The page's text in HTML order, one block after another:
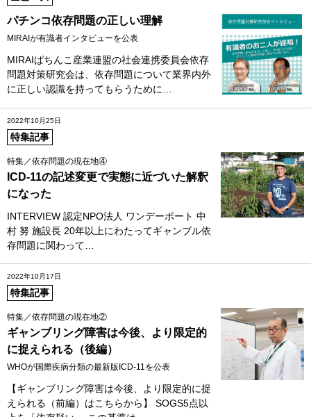
パチンコ依存問題の正しい理解
MIRAIが有識者インタビューを公表
MIRAIぱちんこ産業連盟の社会連携委員会依存
問題対策研究会は、依存問題について業界内外
に正しい認識を持ってもらうために…
2022年10月25日
特集記事
特集／依存問題の現在地④
ICD-11の記述変更で実態に近づいた解釈
になった
INTERVIEW 認定NPO法人 ワンデーポート 中
村 努 施設長 20年以上にわたってギャンブル依
存問題に関わって…
2022年10月17日
特集記事
特集／依存問題の現在地②
ギャンブリング障害は今後、より限定的
に捉えられる（後編）
WHOが国際疾病分類の最新版ICD‐11を公表
【ギャンブリング障害は今後、より限定的に捉
えられる（前編）はこちらから】 SOGS5点以